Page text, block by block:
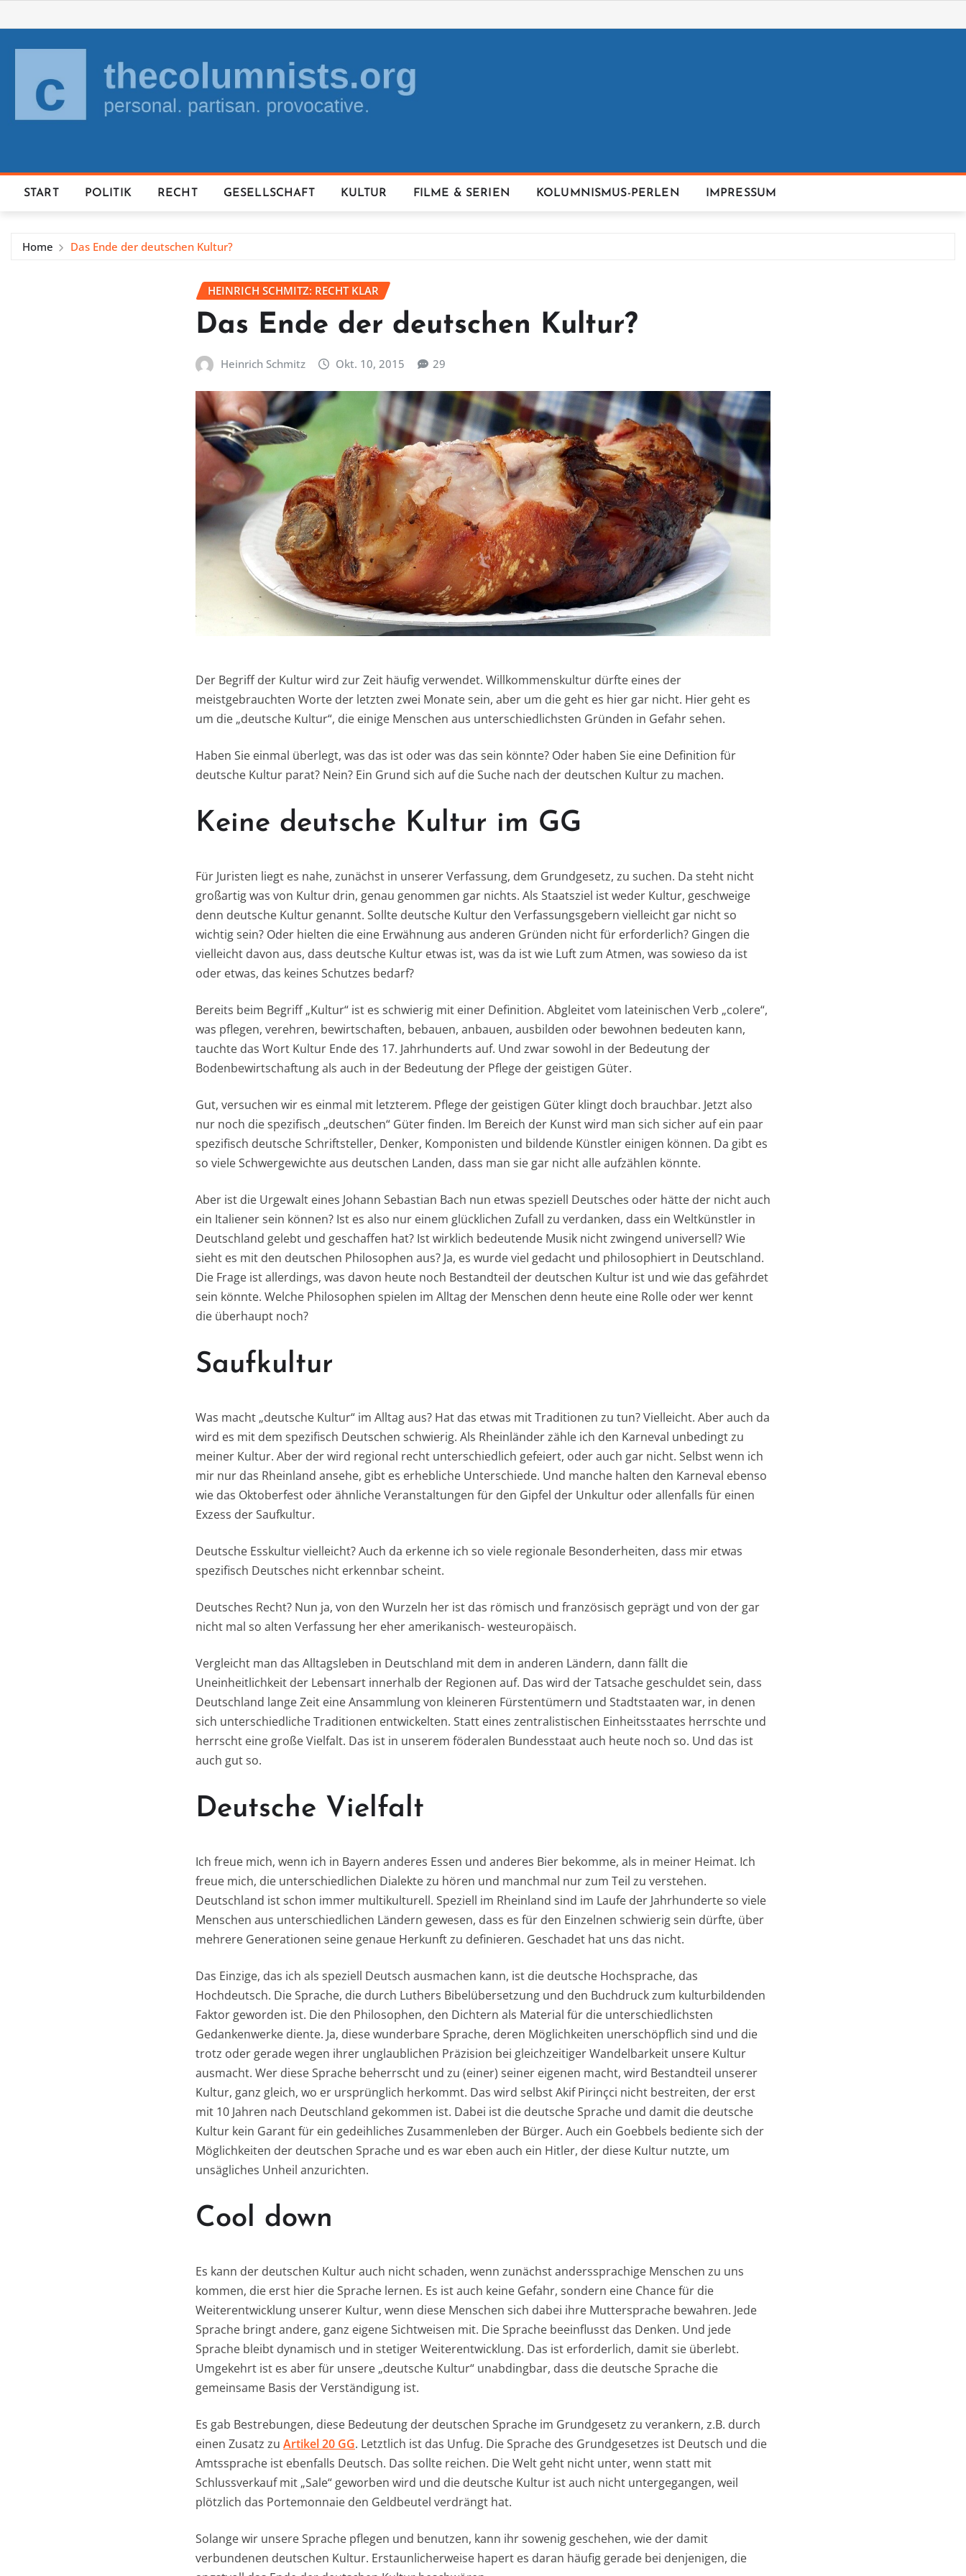
to
content
START POLITIK RECHT GESELLSCHAFT KULTUR FILME & SERIEN KOLUMNISMUS-PERLEN IMPRESSUM
Home Das Ende der deutschen Kultur?
HEINRICH SCHMITZ: RECHT KLAR
Das Ende der deutschen Kultur?
Heinrich Schmitz Okt. 10, 2015 29
Der Begriff der Kultur wird zur Zeit häufig verwendet. Willkommenskultur dürfte eines der
meistgebrauchten Worte der letzten zwei Monate sein, aber um die geht es hier gar nicht. Hier geht es
um die „deutsche Kultur“, die einige Menschen aus unterschiedlichsten Gründen in Gefahr sehen.
Haben Sie einmal überlegt, was das ist oder was das sein könnte? Oder haben Sie eine Definition für
deutsche Kultur parat? Nein? Ein Grund sich auf die Suche nach der deutschen Kultur zu machen.
Keine deutsche Kultur im GG
Für Juristen liegt es nahe, zunächst in unserer Verfassung, dem Grundgesetz, zu suchen. Da steht nicht
großartig was von Kultur drin, genau genommen gar nichts. Als Staatsziel ist weder Kultur, geschweige
denn deutsche Kultur genannt. Sollte deutsche Kultur den Verfassungsgebern vielleicht gar nicht so
wichtig sein? Oder hielten die eine Erwähnung aus anderen Gründen nicht für erforderlich? Gingen die
vielleicht davon aus, dass deutsche Kultur etwas ist, was da ist wie Luft zum Atmen, was sowieso da ist
oder etwas, das keines Schutzes bedarf?
Bereits beim Begriff „Kultur“ ist es schwierig mit einer Definition. Abgleitet vom lateinischen Verb „colere“,
was pflegen, verehren, bewirtschaften, bebauen, anbauen, ausbilden oder bewohnen bedeuten kann,
tauchte das Wort Kultur Ende des 17. Jahrhunderts auf. Und zwar sowohl in der Bedeutung der
Bodenbewirtschaftung als auch in der Bedeutung der Pflege der geistigen Güter.
Gut, versuchen wir es einmal mit letzterem. Pflege der geistigen Güter klingt doch brauchbar. Jetzt also
nur noch die spezifisch „deutschen“ Güter finden. Im Bereich der Kunst wird man sich sicher auf ein paar
spezifisch deutsche Schriftsteller, Denker, Komponisten und bildende Künstler einigen können. Da gibt es
so viele Schwergewichte aus deutschen Landen, dass man sie gar nicht alle aufzählen könnte.
Aber ist die Urgewalt eines Johann Sebastian Bach nun etwas speziell Deutsches oder hätte der nicht auch
ein Italiener sein können? Ist es also nur einem glücklichen Zufall zu verdanken, dass ein Weltkünstler in
Deutschland gelebt und geschaffen hat? Ist wirklich bedeutende Musik nicht zwingend universell? Wie
sieht es mit den deutschen Philosophen aus? Ja, es wurde viel gedacht und philosophiert in Deutschland.
Die Frage ist allerdings, was davon heute noch Bestandteil der deutschen Kultur ist und wie das gefährdet
sein könnte. Welche Philosophen spielen im Alltag der Menschen denn heute eine Rolle oder wer kennt
die überhaupt noch?
Saufkultur
Was macht „deutsche Kultur“ im Alltag aus? Hat das etwas mit Traditionen zu tun? Vielleicht. Aber auch da
wird es mit dem spezifisch Deutschen schwierig. Als Rheinländer zähle ich den Karneval unbedingt zu
meiner Kultur. Aber der wird regional recht unterschiedlich gefeiert, oder auch gar nicht. Selbst wenn ich
mir nur das Rheinland ansehe, gibt es erhebliche Unterschiede. Und manche halten den Karneval ebenso
wie das Oktoberfest oder ähnliche Veranstaltungen für den Gipfel der Unkultur oder allenfalls für einen
Exzess der Saufkultur.
Deutsche Esskultur vielleicht? Auch da erkenne ich so viele regionale Besonderheiten, dass mir etwas
spezifisch Deutsches nicht erkennbar scheint.
Deutsches Recht? Nun ja, von den Wurzeln her ist das römisch und französisch geprägt und von der gar
nicht mal so alten Verfassung her eher amerikanisch- westeuropäisch.
Vergleicht man das Alltagsleben in Deutschland mit dem in anderen Ländern, dann fällt die
Uneinheitlichkeit der Lebensart innerhalb der Regionen auf. Das wird der Tatsache geschuldet sein, dass
Deutschland lange Zeit eine Ansammlung von kleineren Fürstentümern und Stadtstaaten war, in denen
sich unterschiedliche Traditionen entwickelten. Statt eines zentralistischen Einheitsstaates herrschte und
herrscht eine große Vielfalt. Das ist in unserem föderalen Bundesstaat auch heute noch so. Und das ist
auch gut so.
Deutsche Vielfalt
Ich freue mich, wenn ich in Bayern anderes Essen und anderes Bier bekomme, als in meiner Heimat. Ich
freue mich, die unterschiedlichen Dialekte zu hören und manchmal nur zum Teil zu verstehen.
Deutschland ist schon immer multikulturell. Speziell im Rheinland sind im Laufe der Jahrhunderte so viele
Menschen aus unterschiedlichen Ländern gewesen, dass es für den Einzelnen schwierig sein dürfte, über
mehrere Generationen seine genaue Herkunft zu definieren. Geschadet hat uns das nicht.
Das Einzige, das ich als speziell Deutsch ausmachen kann, ist die deutsche Hochsprache, das
Hochdeutsch. Die Sprache, die durch Luthers Bibelübersetzung und den Buchdruck zum kulturbildenden
Faktor geworden ist. Die den Philosophen, den Dichtern als Material für die unterschiedlichsten
Gedankenwerke diente. Ja, diese wunderbare Sprache, deren Möglichkeiten unerschöpflich sind und die
trotz oder gerade wegen ihrer unglaublichen Präzision bei gleichzeitiger Wandelbarkeit unsere Kultur
ausmacht. Wer diese Sprache beherrscht und zu (einer) seiner eigenen macht, wird Bestandteil unserer
Kultur, ganz gleich, wo er ursprünglich herkommt. Das wird selbst Akif Pirinçci nicht bestreiten, der erst
mit 10 Jahren nach Deutschland gekommen ist. Dabei ist die deutsche Sprache und damit die deutsche
Kultur kein Garant für ein gedeihliches Zusammenleben der Bürger. Auch ein Goebbels bediente sich der
Möglichkeiten der deutschen Sprache und es war eben auch ein Hitler, der diese Kultur nutzte, um
unsägliches Unheil anzurichten.
Cool down
Es kann der deutschen Kultur auch nicht schaden, wenn zunächst anderssprachige Menschen zu uns
kommen, die erst hier die Sprache lernen. Es ist auch keine Gefahr, sondern eine Chance für die
Weiterentwicklung unserer Kultur, wenn diese Menschen sich dabei ihre Muttersprache bewahren. Jede
Sprache bringt andere, ganz eigene Sichtweisen mit. Die Sprache beeinflusst das Denken. Und jede
Sprache bleibt dynamisch und in stetiger Weiterentwicklung. Das ist erforderlich, damit sie überlebt.
Umgekehrt ist es aber für unsere „deutsche Kultur“ unabdingbar, dass die deutsche Sprache die
gemeinsame Basis der Verständigung ist.
Es gab Bestrebungen, diese Bedeutung der deutschen Sprache im Grundgesetz zu verankern, z.B. durch
einen Zusatz zu Artikel 20 GG. Letztlich ist das Unfug. Die Sprache des Grundgesetzes ist Deutsch und die
Amtssprache ist ebenfalls Deutsch. Das sollte reichen. Die Welt geht nicht unter, wenn statt mit
Schlussverkauf mit „Sale“ geworben wird und die deutsche Kultur ist auch nicht untergegangen, weil
plötzlich das Portemonnaie den Geldbeutel verdrängt hat.
Solange wir unsere Sprache pflegen und benutzen, kann ihr sowenig geschehen, wie der damit
verbundenen deutschen Kultur. Erstaunlicherweise hapert es daran häufig gerade bei denjenigen, die